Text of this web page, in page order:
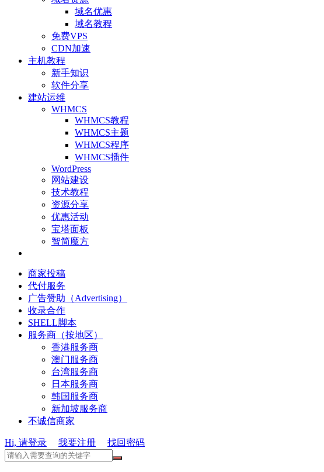
域名优惠
域名教程
免费VPS
CDN加速
主机教程
新手知识
软件分享
建站运维
WHMCS
WHMCS教程
WHMCS主题
WHMCS程序
WHMCS插件
WordPress
网站建设
技术教程
资源分享
优惠活动
宝塔面板
智简魔方
商家投稿
代付服务
广告赞助（Advertising）
收录合作
SHELL脚本
服务商（按地区）
香港服务商
澳门服务商
台湾服务商
日本服务商
韩国服务商
新加坡服务商
不诚信商家
Hi, 请登录 我要注册 找回密码